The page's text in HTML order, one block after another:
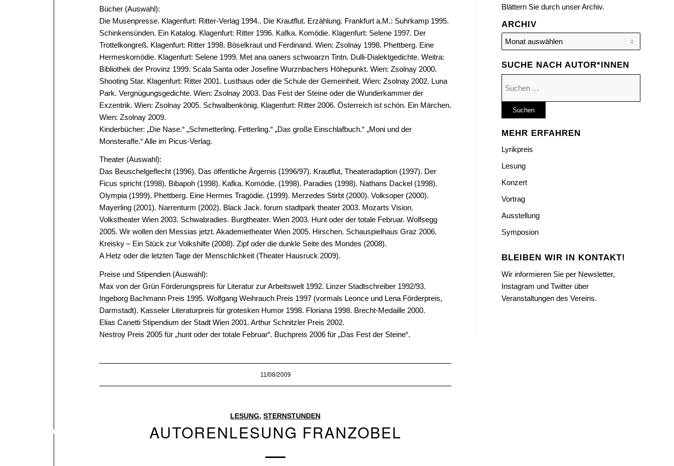
Bücher (Auswahl):
Die Musenpresse. Klagenfurt: Ritter-Verlag 1994.. Die Krautflut. Erzählung. Frankfurt a.M.: Suhrkamp 1995.
Schinkensünden. Ein Katalog. Klagenfurt: Ritter 1996. Kafka. Komödie. Klagenfurt: Selene 1997. Der
Trottelkongreß. Klagenfurt: Ritter 1998. Böselkraut und Ferdinand. Wien: Zsolnay 1998. Phettberg. Eine
Hermeskomödie. Klagenfurt: Selene 1999. Met ana oaners schwoarzn Tintn. Dulli-Dialektgedichte. Weitra:
Bibliothek der Provinz 1999. Scala Santa oder Josefine Wurznbachers Höhepunkt. Wien: Zsolnay 2000.
Shooting Star. Klagenfurt: Ritter 2001. Lusthaus oder die Schule der Gemeinheit. Wien: Zsolnay 2002. Luna
Park. Vergnügungsgedichte. Wien: Zsolnay 2003. Das Fest der Steine oder die Wunderkammer der
Exzentrik. Wien: Zsolnay 2005. Schwalbenkönig. Klagenfurt: Ritter 2006. Österreich ist schön. Ein Märchen.
Wien: Zsolnay 2009.
Kinderbücher: „Die Nase.“ „Schmetterling. Fetterling.“ „Das große Einschlafbuch.“ „Moni und der
Monsteraffe.“ Alle im Picus-Verlag.
Theater (Auswahl):
Das Beuschelgeflecht (1996). Das öffentliche Ärgernis (1996/97). Krautflut, Theateradaption (1997). Der
Ficus spricht (1998). Bibapoh (1998). Kafka. Komödie. (1998). Paradies (1998). Nathans Dackel (1998).
Olympia (1999). Phettberg. Eine Hermes Tragödie. (1999). Merzedes Stirbt (2000). Volksoper (2000).
Mayerling (2001). Narrenturm (2002). Black Jack. forum stadtpark theater 2003. Mozarts Vision.
Volkstheater Wien 2003. Schwabradies. Burgtheater. Wien 2003. Hunt oder der totale Februar. Wolfsegg
2005. Wir wollen den Messias jetzt. Akademietheater Wien 2005. Hirschen. Schauspielhaus Graz 2006.
Kreisky – Ein Stück zur Volkshilfe (2008). Zipf oder die dunkle Seite des Mondes (2008).
A Hetz oder die letzten Tage der Menschlichkeit (Theater Hausruck 2009).
Preise und Stipendien (Auswahl):
Max von der Grün Förderungspreis für Literatur zur Arbeitswelt 1992. Linzer Stadtschreiber 1992/93.
Ingeborg Bachmann Preis 1995. Wolfgang Weihrauch Preis 1997 (vormals Leonce und Lena Förderpreis,
Darmstadt). Kasseler Literaturpreis für grotesken Humor 1998. Floriana 1998. Brecht-Medaille 2000.
Elias Canetti Stipendium der Stadt Wien 2001. Arthur Schnitzler Preis 2002.
Nestroy Preis 2005 für „hunt oder der totale Februar“. Buchpreis 2006 für „Das Fest der Steine“.
11/08/2009
LESUNG,STERNSTUNDEN
AUTORENLESUNG FRANZOBEL
Blättern Sie durch unser Archiv.
ARCHIV
SUCHE NACH AUTOR*INNEN
MEHR ERFAHREN
Lyrikpreis
Lesung
Konzert
Vortrag
Ausstellung
Symposion
BLEIBEN WIR IN KONTAKT!
Wir informieren Sie per Newsletter,
Instagram und Twitter über
Veranstaltungen des Vereins.